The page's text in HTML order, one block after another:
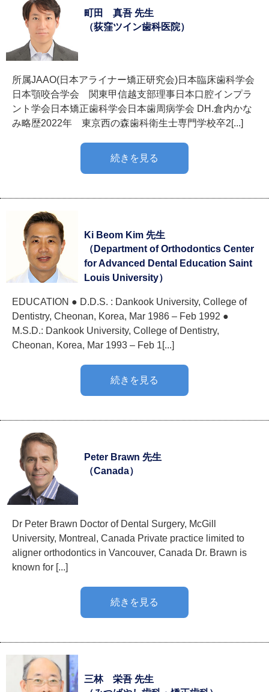
町田 真吾 先生
（荻窪ツイン歯科医院）
所属JAAO(日本アライナー矯正研究会)日本臨床歯科学会
日本顎咬合学会 関東甲信越支部理事日本口腔インプラ
ント学会日本矯正歯科学会日本歯周病学会 DH.倉内かな
み略歴2022年 東京西の森歯科衛生士専門学校卒2[...]
続きを見る
Ki Beom Kim 先生
（Department of Orthodontics Center
for Advanced Dental Education Saint
Louis University）
EDUCATION ● D.D.S. : Dankook University, College of
Dentistry, Cheonan, Korea, Mar 1986 – Feb 1992 ●
M.S.D.: Dankook University, College of Dentistry,
Cheonan, Korea, Mar 1993 – Feb 1[...]
続きを見る
Peter Brawn 先生
（Canada）
Dr Peter Brawn Doctor of Dental Surgery, McGill
University, Montreal, Canada Private practice limited to
aligner orthodontics in Vancouver, Canada Dr. Brawn is
known for [...]
続きを見る
三林 栄吾 先生